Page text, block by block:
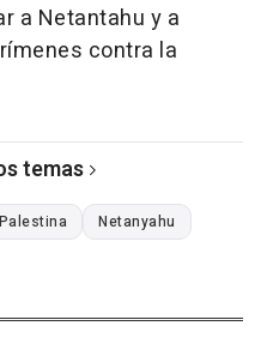
a Netantahu y a
contra la
temas
Palestina
Netanyahu